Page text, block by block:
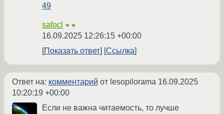
49
safocl ★★
16.09.2025 12:26:15 +00:00
Показать ответ
Ссылка
Ответ на: комментарий от lesopilorama 16.09.2025
10:20:19 +00:00
Если не важна читаемость, то лучше